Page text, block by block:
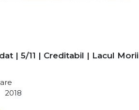
| 5/11 | Creditabil | Lacul Morii
2018